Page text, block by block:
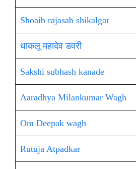
Shoaib rajasab shikalgar
धाकलू महादेव डवरी
Sakshi subhash kanade
Aaradhya Milankumar Wagh
Om Deepak wagh
Rutuja Atpadkar